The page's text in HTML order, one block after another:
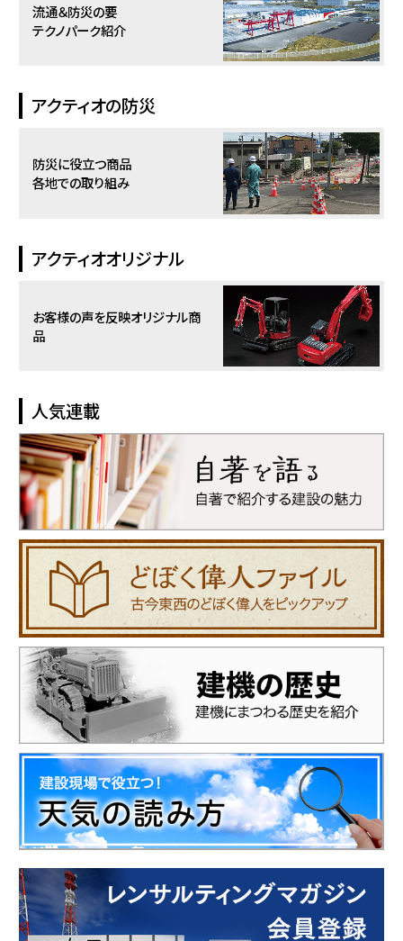
流通＆防災の要
テクノパーク紹介
アクティオの防災
防災に役立つ商品
各地での取り組み
アクティオオリジナル
お客様の声を反映オリジナル商
品
人気連載